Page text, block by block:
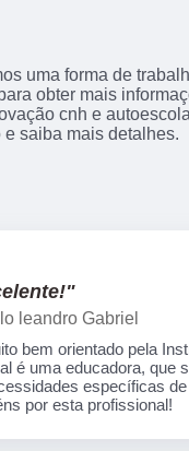
uma forma de
obter mais
cnh e
e saiba mais detalhes.
leandro Gabriel
bem orientado pela
é uma educadora, que
específicas
por esta profissional!